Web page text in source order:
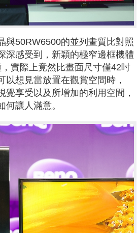
與50RW6500的並列畫質比對照
深感受到，新穎的極窄邊框機體
實際上竟然比畫面尺寸僅42吋
以想見當放置在觀賞空間時，
覺享受以及所增加的利用空間，
何讓人滿意。